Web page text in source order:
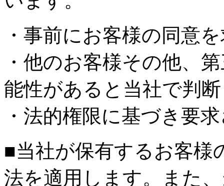
・事前にお客様の同意
・他のお客様その他、
能性があると当社で判
・法的権限に基づき要
■当社が保有するお客様
法を適用します。また